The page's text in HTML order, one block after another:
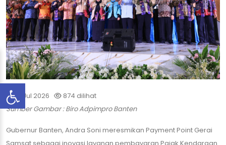
03 Jul 2026
874 dilihat
Sumber Gambar : Biro Adpimpro Banten
Gubernur Banten, Andra Soni meresmikan Payment Point Gerai
Samsat sebagai inovasi layanan pembayaran Pajak Kendaraan